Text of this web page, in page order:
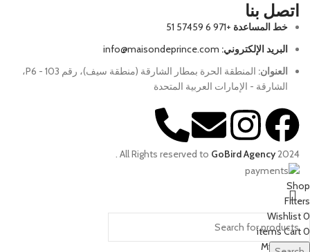
اتصل بنا
خط المساعدة +971 6 57459 51
البريد الإلكتروني:
العنوان:
المنطقة الحرة بمطار الشارقة (منطقة سيف)، رقم P6 - 103،
الشارقة - الإمارات العربية المتحدة
All Rights reserved to GoBird Agency2024
.
Shop
Filters
0
Wishlist
0
itemsCart
My account